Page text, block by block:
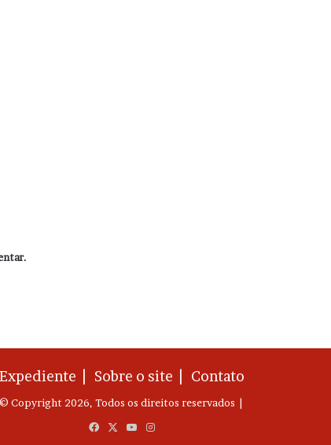
Expediente | Sobre o site | Contato
© Copyright 2026, Todos os direitos reservados |
FacebookYouTubeInstagram